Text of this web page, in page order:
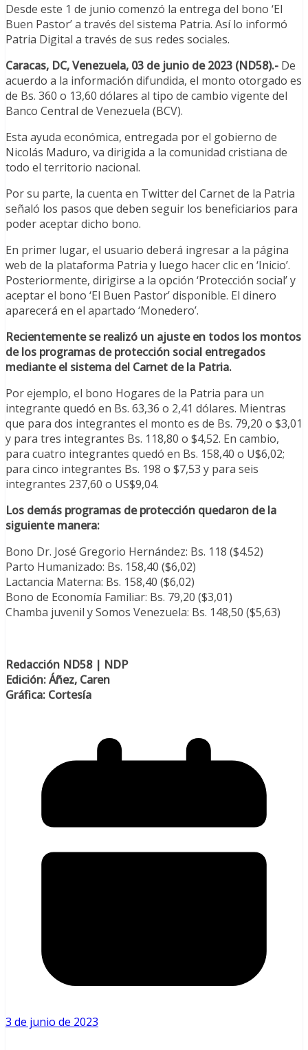
Desde este 1 de junio comenzó la entrega del bono ‘El
Buen Pastor’ a través del sistema Patria. Así lo informó
Patria Digital a través de sus redes sociales.
Caracas, DC, Venezuela, 03 de junio de 2023 (ND58).- De
acuerdo a la información difundida, el monto otorgado es
de Bs. 360 o 13,60 dólares al tipo de cambio vigente del
Banco Central de Venezuela (BCV).
Esta ayuda económica, entregada por el gobierno de
Nicolás Maduro, va dirigida a la comunidad cristiana de
todo el territorio nacional.
Por su parte, la cuenta en Twitter del Carnet de la Patria
señaló los pasos que deben seguir los beneficiarios para
poder aceptar dicho bono.
En primer lugar, el usuario deberá ingresar a la página
web de la plataforma Patria y luego hacer clic en ‘Inicio’.
Posteriormente, dirigirse a la opción ‘Protección social’ y
aceptar el bono ‘El Buen Pastor’ disponible. El dinero
aparecerá en el apartado ‘Monedero’.
Recientemente se realizó un ajuste en todos los montos
de los programas de protección social entregados
mediante el sistema del Carnet de la Patria.
Por ejemplo, el bono Hogares de la Patria para un
integrante quedó en Bs. 63,36 o 2,41 dólares. Mientras
que para dos integrantes el monto es de Bs. 79,20 o $3,01
y para tres integrantes Bs. 118,80 o $4,52. En cambio,
para cuatro integrantes quedó en Bs. 158,40 o U$6,02;
para cinco integrantes Bs. 198 o $7,53 y para seis
integrantes 237,60 o US$9,04.
Los demás programas de protección quedaron de la
siguiente manera:
Bono Dr. José Gregorio Hernández: Bs. 118 ($4.52)
Parto Humanizado: Bs. 158,40 ($6,02)
Lactancia Materna: Bs. 158,40 ($6,02)
Bono de Economía Familiar: Bs. 79,20 ($3,01)
Chamba juvenil y Somos Venezuela: Bs. 148,50 ($5,63)
Redacción ND58 | NDP
Edición: Áñez, Caren
Gráfica: Cortesía
3 de junio de 2023